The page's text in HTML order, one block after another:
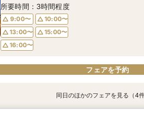
所要時間：3時間程度
9:00〜
10:00〜
13:00〜
15:00〜
16:00〜
フェアを予約
同日のほかのフェアを見る（4件